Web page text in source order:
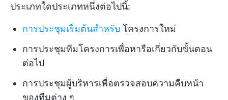
ประเภทใดประเภทหนึ่งต่อไปนี้:
การประชุมเริ่มต้นสำหรับ โครงการใหม่
การประชุมทีมโครงการเพื่อหารือเกี่ยวกับขั้นตอน
ต่อไป
การประชุมผู้บริหารเพื่อตรวจสอบความคืบหน้า
ของทีมต่าง ๆ